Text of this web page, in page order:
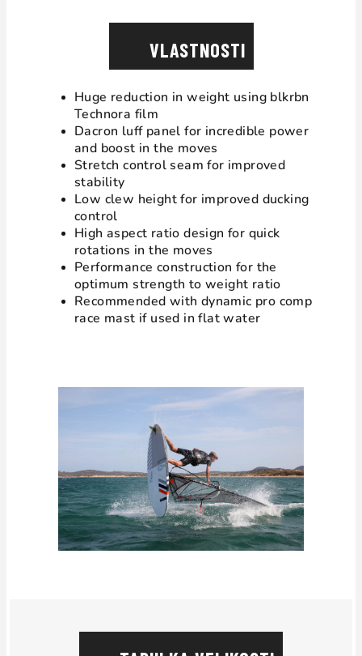
VLASTNOSTI
Huge reduction in weight using blkrbn
Technora film
Dacron luff panel for incredible power
and boost in the moves
Stretch control seam for improved
stability
Low clew height for improved ducking
control
High aspect ratio design for quick
rotations in the moves
Performance construction for the
optimum strength to weight ratio
Recommended with dynamic pro comp
race mast if used in flat water